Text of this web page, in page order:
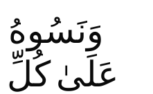
عَلَىٰ